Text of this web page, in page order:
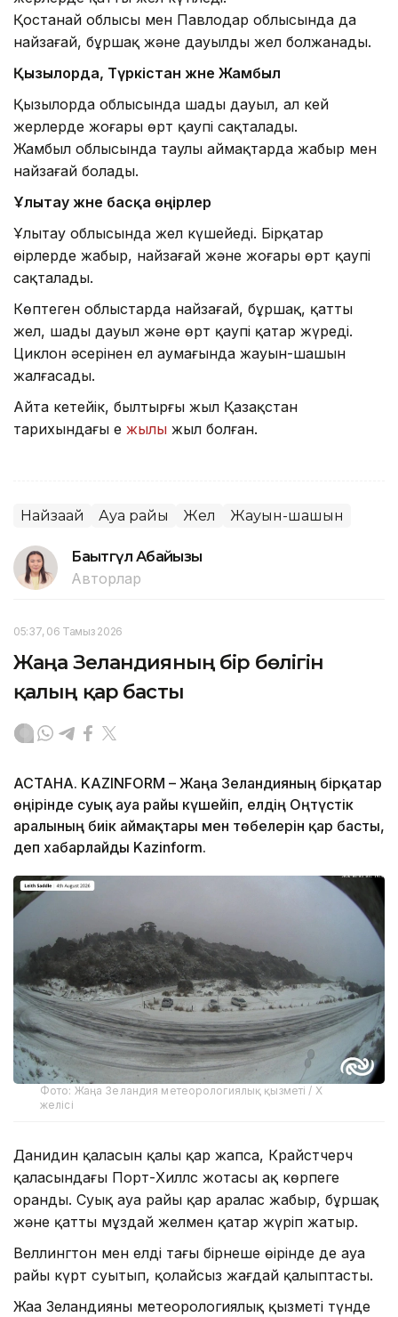
Қостанай облысы мен Павлодар облысында да
найзағай, бұршақ және дауылды жел болжанады.
Қызылорда, Түркістан және Жамбыл
Қызылорда облысында шаңды дауыл, ал кей
жерлерде жоғары өрт қаупі сақталады.
Жамбыл облысында таулы аймақтарда жаңбыр мен
найзағай болады.
Ұлытау және басқа өңірлер
Ұлытау облысында жел күшейеді. Бірқатар
өңірлерде жаңбыр, найзағай және жоғары өрт қаупі
сақталады.
Көптеген облыстарда найзағай, бұршақ, қатты
жел, шаңды дауыл және өрт қаупі қатар жүреді.
Циклон әсерінен ел аумағында жауын-шашын
жалғасады.
Айта кетейік, былтырғы жыл Қазақстан
тарихындағы ең жылы жыл болған.
Найзағай Ауа райы Жел Жауын-шашын
Бақытгүл Абайқызы
Авторлар
05:37, 06 Тамыз 2026
Жаңа Зеландияның бір бөлігін
қалың қар басты
АСТАНА. KAZINFORM – Жаңа Зеландияның бірқатар
өңірінде суық ауа райы күшейіп, елдің Оңтүстік
аралының биік аймақтары мен төбелерін қар басты,
деп хабарлайды Kazinform.
Фото: Жаңа Зеландия метеорологиялық қызметі / X
желісі
Данидин қаласын қалың қар жапса, Крайстчерч
қаласындағы Порт-Хиллс жотасы ақ көрпеге
оранды. Суық ауа райы қар аралас жаңбыр, бұршақ
және қатты мұздай желмен қатар жүріп жатыр.
Веллингтон мен елдің тағы бірнеше өңірінде де ауа
райы күрт суытып, қолайсыз жағдай қалыптасты.
Жаңа Зеландияның метеорологиялық қызметі түнде